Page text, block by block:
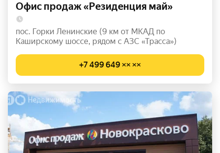
Офис продаж «Резиденция май»
пос. Горки Ленинские (9 км от МКАД по
Каширскому шоссе, рядом с АЗС «Трасса»)
+7 499 649 ×× ××